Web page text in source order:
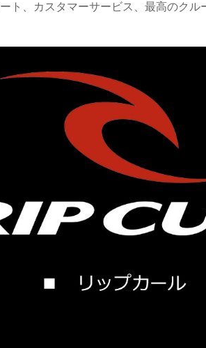
ト、カスタマーサービス、最高のク